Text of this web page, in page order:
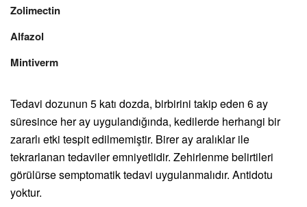
Zolimectin
Alfazol
Mintiverm
Tedavi dozunun 5 katı dozda, birbirini takip eden 6 ay
süresince her ay uygulandığında, kedilerde herhangi bir
zararlı etki tespit edilmemiştir. Birer ay aralıklar ile
tekrarlanan tedaviler emniyetlidir. Zehirlenme belirtileri
görülürse semptomatik tedavi uygulanmalıdır. Antidotu
yoktur.